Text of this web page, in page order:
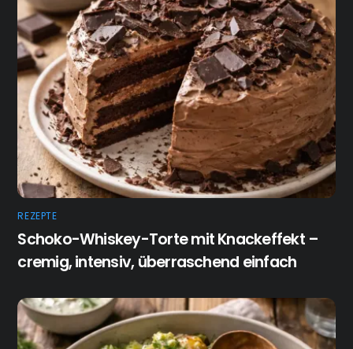
REZEPTE
Schoko-Whiskey-Torte mit Knackeffekt –
cremig, intensiv, überraschend einfach